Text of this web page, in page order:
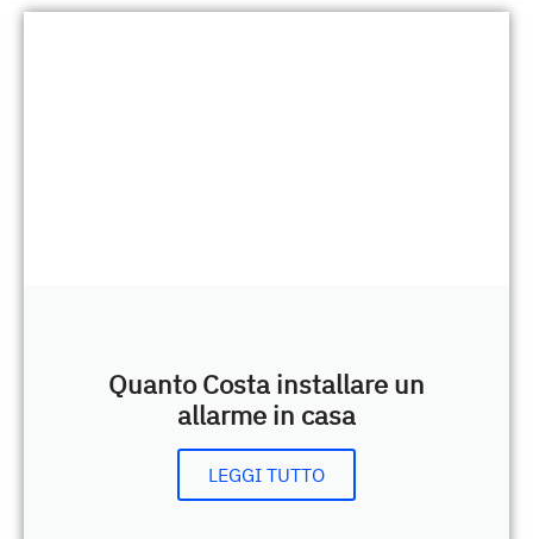
Quanto Costa installare un
allarme in casa
LEGGI TUTTO